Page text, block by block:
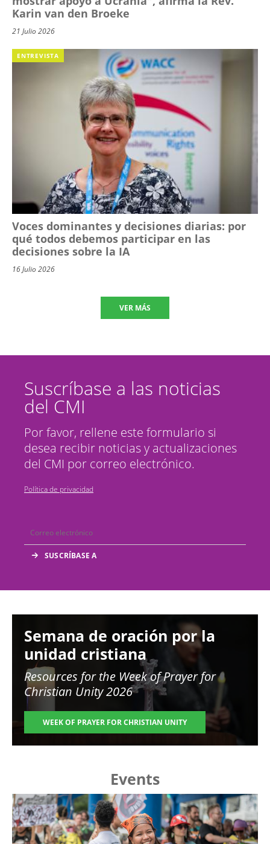
Karin van den Broeke
21 Julio 2026
ENTREVISTA
Voces dominantes y decisiones diarias: por
qué todos debemos participar en las
decisiones sobre la IA
16 Julio 2026
VER MÁS
Suscríbase a las noticias
del CMI
Por favor, rellene este formulario si
desea recibir noticias y actualizaciones
del CMI por correo electrónico.
Política de privacidad
Semana de oración por la
unidad cristiana
Resources for the Week of Prayer for
Christian Unity 2026
WEEK OF PRAYER FOR CHRISTIAN UNITY
Events
Image